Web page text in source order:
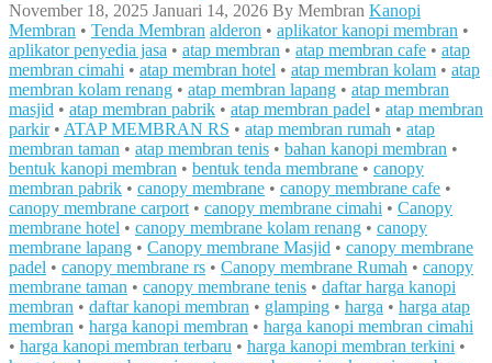
November 18, 2025 Januari 14, 2026 By Membran Kanopi
Membran • Tenda Membran alderon • aplikator kanopi membran •
aplikator penyedia jasa • atap membran • atap membran cafe • atap
membran cimahi • atap membran hotel • atap membran kolam • atap
membran kolam renang • atap membran lapang • atap membran
masjid • atap membran pabrik • atap membran padel • atap membran
parkir• ATAP MEMBRAN RS • atap membran rumah • atap
membran taman • atap membran tenis • bahan kanopi membran •
bentuk kanopi membran • bentuk tenda membrane • canopy
membran pabrik • canopy membrane • canopy membrane cafe •
canopy membrane carport• canopy membrane cimahi • Canopy
membrane hotel • canopy membrane kolam renang • canopy
membrane lapang • Canopy membrane Masjid • canopy membrane
padel • canopy membrane rs • Canopy membrane Rumah • canopy
membrane taman • canopy membrane tenis • daftar harga kanopi
membran • daftar kanopi membran • glamping • harga • harga atap
membran • harga kanopi membran • harga kanopi membran cimahi
• harga kanopi membran terbaru • harga kanopi membran terkini •